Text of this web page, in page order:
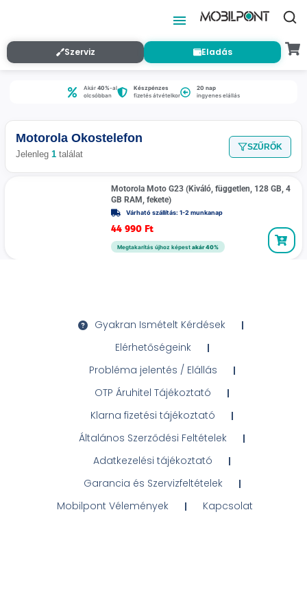
Szerviz Eladás
Akár40%-al
olcsóbban
Készpénzes
fizetés átvételkor
20 nap
ingyenes elállás
Motorola Okostelefon
Jelenleg 1 találat
SZŰRŐK
Motorola Moto G23 (Kiváló, független, 128 GB, 4
GB RAM, fekete)
Várható szállítás: 1-2 munkanap
44 990 Ft
Megtakarítás újhoz képest akár 40%
Gyakran Ismételt Kérdések
Elérhetőségeink
Probléma jelentés / Elállás
OTP Áruhitel Tájékoztató
Klarna fizetési tájékoztató
Általános Szerződési Feltételek
Adatkezelési tájékoztató
Garancia és Szervizfeltételek
Mobilpont Vélemények
Kapcsolat